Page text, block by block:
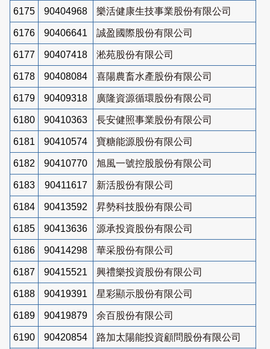
6175 90404968 樂活健康生技事業股份有限公司
6176 90406641 誠盈國際股份有限公司
6177 90407418 淞苑股份有限公司
6178 90408084 喜陽農畜水產股份有限公司
6179 90409318 廣隆資源循環股份有限公司
6180 90410363 長安健照事業股份有限公司
6181 90410574 寶糖能源股份有限公司
6182 90410770 旭風一號控股股份有限公司
6183 90411617 新活股份有限公司
6184 90413592 昇勢科技股份有限公司
6185 90413636 源承投資股份有限公司
6186 90414298 華采股份有限公司
6187 90415521 興禮樂投資股份有限公司
6188 90419391 星彩顯示股份有限公司
6189 90419879 余百股份有限公司
6190 90420854 路加太陽能投資顧問股份有限公司